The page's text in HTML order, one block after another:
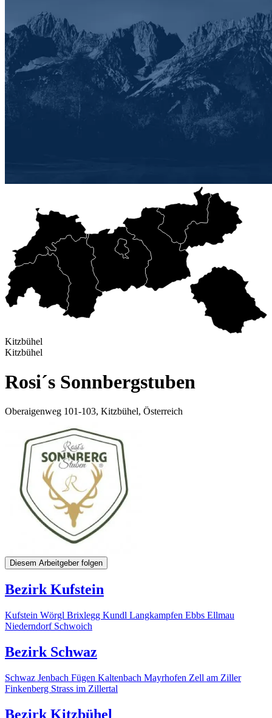
Kitzbühel
Kitzbühel
Rosi´s Sonnbergstuben
Oberaigenweg 101-103, Kitzbühel, Österreich
Diesem Arbeitgeber folgen
Bezirk Kufstein
Kufstein Wörgl Brixlegg Kundl Langkampfen Ebbs Ellmau
Niederndorf Schwoich
Bezirk Schwaz
Schwaz Jenbach Fügen Kaltenbach Mayrhofen Zell am Ziller
Finkenberg Strass im Zillertal
Bezirk Kitzbühel